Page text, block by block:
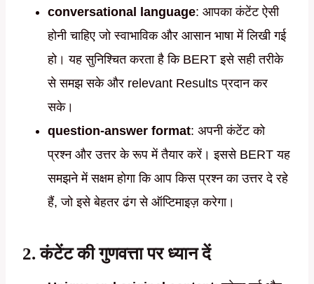
conversational language: आपका कंटेंट ऐसी
होनी चाहिए जो स्वाभाविक और आसान भाषा में लिखी गई
हो। यह सुनिश्चित करता है कि BERT इसे सही तरीके
से समझ सके और relevant Results प्रदान कर
सके।
question-answer format: अपनी कंटेंट को
प्रश्न और उत्तर के रूप में तैयार करें। इससे BERT यह
समझने में सक्षम होगा कि आप किस प्रश्न का उत्तर दे रहे
हैं, जो इसे बेहतर ढंग से ऑप्टिमाइज़ करेगा।
2.कंटेंट की गुणवत्ता पर ध्यान दें